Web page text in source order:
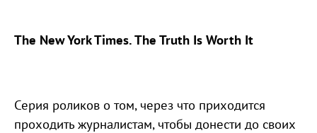
The New York Times. The Truth Is Worth It
Серия роликов о том, через что приходится
проходить журналистам, чтобы донести до своих